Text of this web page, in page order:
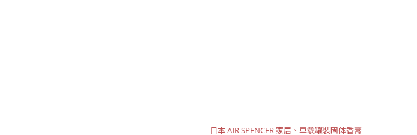
日本 AIR SPENCER 家居、車载罐裝固体香膏